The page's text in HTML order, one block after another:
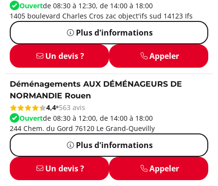
Ouvertde 08:30 à 12:30, de 14:00 à 18:00
1405 boulevard Charles Cros zac object'ifs sud 14123 Ifs
Plus d'informations
Un devis ? Appeler
Déménagements AUX DÉMÉNAGEURS DE
NORMANDIE Rouen
4,4 563 avis
Ouvertde 08:30 à 12:00, de 14:00 à 18:00
244 Chem. du Gord 76120 Le Grand-Quevilly
Plus d'informations
Un devis ? Appeler